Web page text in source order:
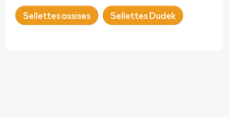
Sellettes assises Sellettes Dudek